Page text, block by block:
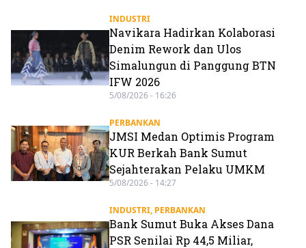
INDUSTRI
Navikara Hadirkan Kolaborasi
Denim Rework dan Ulos
Simalungun di Panggung BTN
IFW 2026
5/08/2026 - 16:26
PERBANKAN
JMSI Medan Optimis Program
KUR Berkah Bank Sumut
Sejahterakan Pelaku UMKM
5/08/2026 - 14:27
INDUSTRI, PERBANKAN
Bank Sumut Buka Akses Dana
PSR Senilai Rp 44,5 Miliar,